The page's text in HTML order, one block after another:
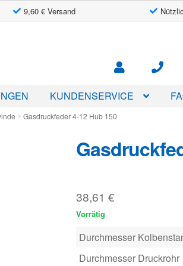
9,60 € Versand
KUNDENSERVICE
Gasdruckfeder 4-12 Hub 150
38,61 €
Vorrätig
Durchmesser
Durchmesser Druckrohr